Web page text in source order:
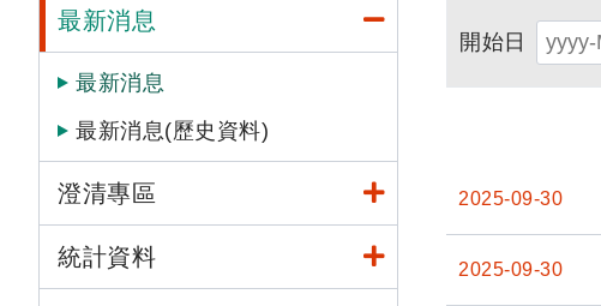
最新消息
最新消息
最新消息(歷史資料)
澄清專區
統計資料
開始日
2025-09-30
2025-09-30